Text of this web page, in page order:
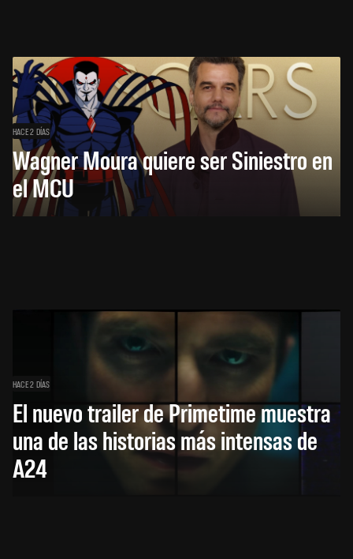
HACE 2 DÍAS
Wagner Moura quiere ser Siniestro en
el MCU
HACE 2 DÍAS
El nuevo trailer de Primetime muestra
una de las historias más intensas de
A24